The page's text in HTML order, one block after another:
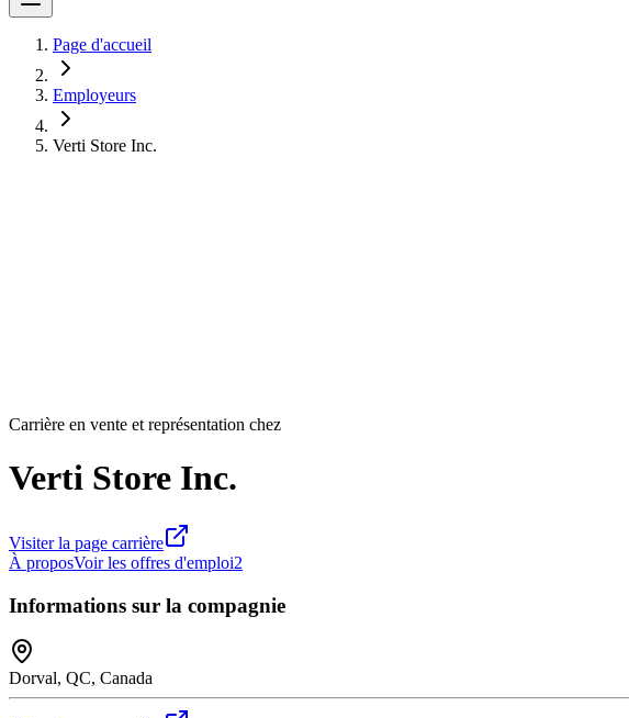
Page d'accueil
Employeurs
Verti Store Inc.
Carrière en vente et représentation chez
Verti Store Inc.
Visiter la page carrière
À proposVoir les offres d'emploi2
Informations sur la compagnie
Dorval, QC, Canada